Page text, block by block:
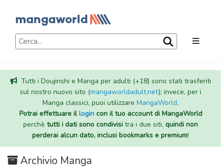
Tutti i Doujinshi e Manga per adulti (+18) sono stati trasferiti
sul nostro nuovo sito (mangaworldadult.net); invece, per i
Manga classici, puoi utilizzare MangaWorld.
Potrai effettuare illogincon il tuo account di MangaWorld
perchè tutti i dati sono condivisi tra i due siti, quindi non
perderai alcun dato, inclusi bookmarks e premium!
Archivio Manga